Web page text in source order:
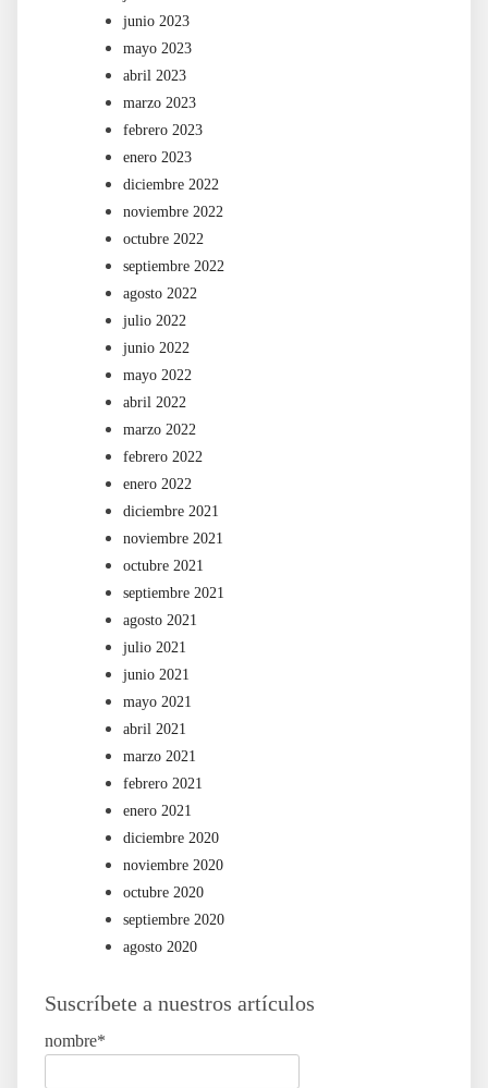
junio 2023
mayo 2023
abril 2023
marzo 2023
febrero 2023
enero 2023
diciembre 2022
noviembre 2022
octubre 2022
septiembre 2022
agosto 2022
julio 2022
junio 2022
mayo 2022
abril 2022
marzo 2022
febrero 2022
enero 2022
diciembre 2021
noviembre 2021
octubre 2021
septiembre 2021
agosto 2021
julio 2021
junio 2021
mayo 2021
abril 2021
marzo 2021
febrero 2021
enero 2021
diciembre 2020
noviembre 2020
octubre 2020
septiembre 2020
agosto 2020
Suscríbete a nuestros artículos
nombre*